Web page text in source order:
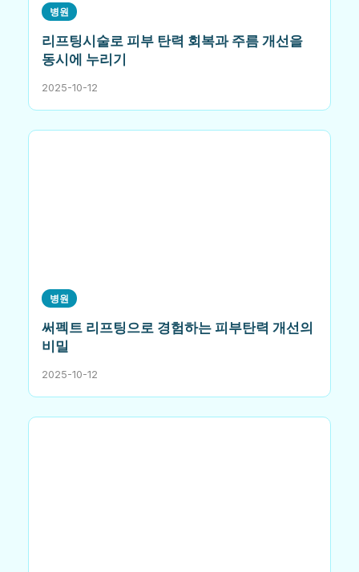
병원
리프팅시술로 피부 탄력 회복과 주름 개선을
동시에 누리기
2025-10-12
병원
써펙트 리프팅으로 경험하는 피부탄력 개선의
비밀
2025-10-12